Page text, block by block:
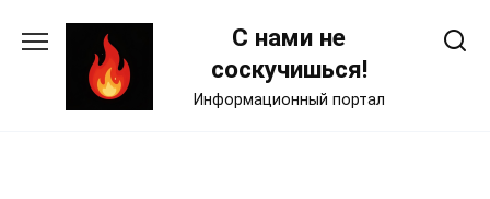
С нами не
соскучишься!
Информационный портал